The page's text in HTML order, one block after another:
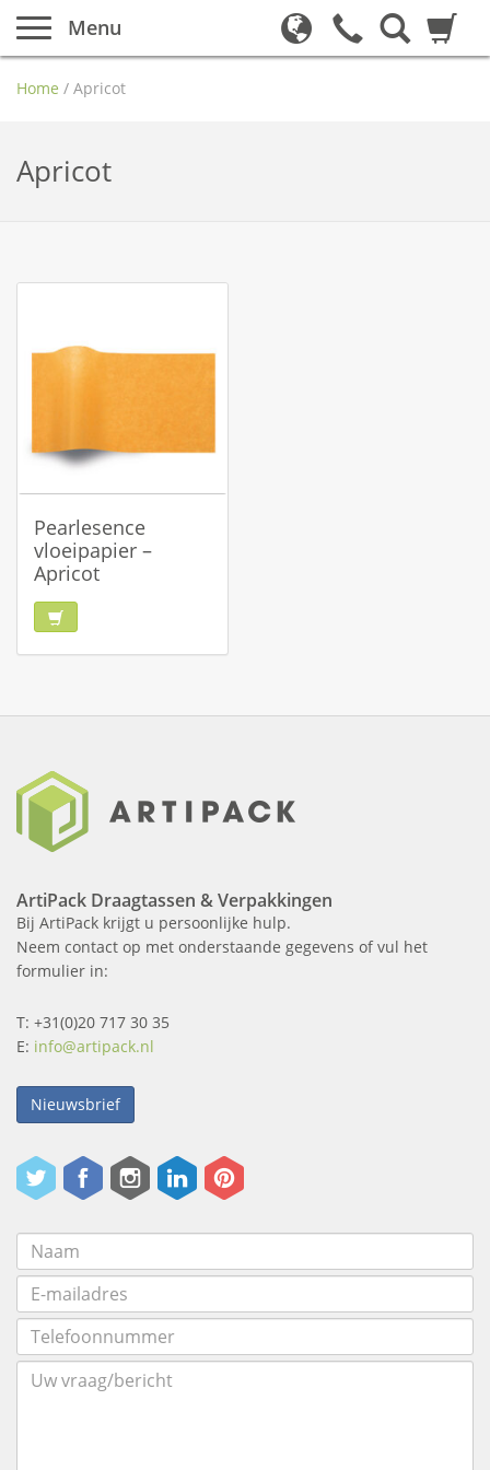
Menu
Home / Apricot
Apricot
Pearlesence
vloeipapier –
Apricot
ArtiPack Draagtassen & Verpakkingen
Bij ArtiPack krijgt u persoonlijke hulp.
Neem contact op met onderstaande gegevens of vul het
formulier in:
T: +31(0)20 717 30 35
E: info@artipack.nl
Nieuwsbrief